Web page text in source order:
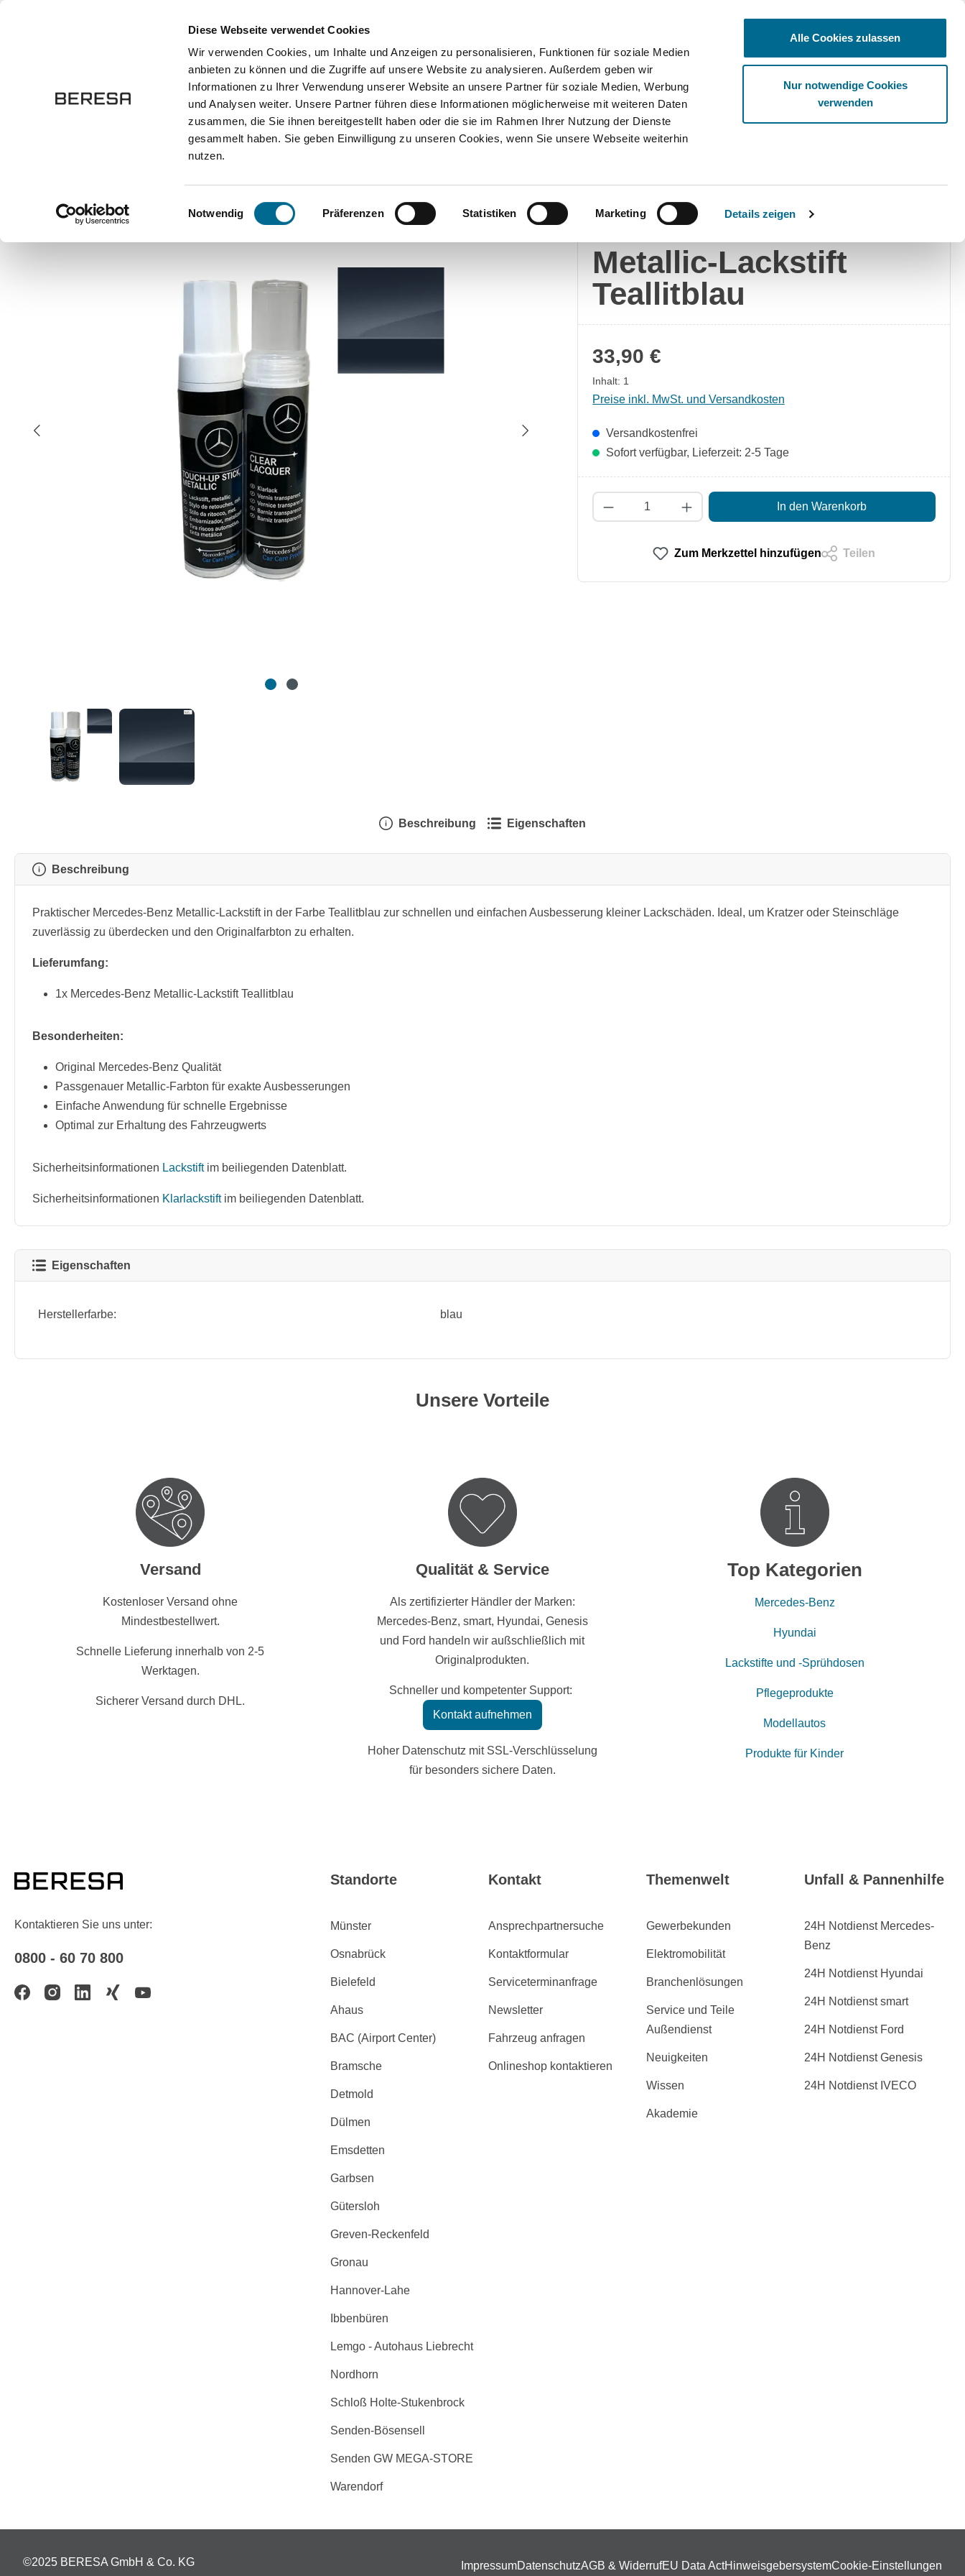
Diese Webseite verwendet Cookies
Wir verwenden Cookies, um Inhalte und Anzeigen zu personalisieren, Funktionen für soziale Medien
anbieten zu können und die Zugriffe auf unsere Website zu analysieren. Außerdem geben wir
Informationen zu Ihrer Verwendung unserer Website an unsere Partner für soziale Medien, Werbung
und Analysen weiter. Unsere Partner führen diese Informationen möglicherweise mit weiteren Daten
zusammen, die Sie ihnen bereitgestellt haben oder die sie im Rahmen Ihrer Nutzung der Dienste
gesammelt haben. Sie geben Einwilligung zu unseren Cookies, wenn Sie unsere Webseite weiterhin
nutzen.
Einwilligungsauswahl
Notwendig Präferenzen Statistiken Marketing Details zeigen
Alle Cookies zulassen
Nur notwendige Cookies
verwenden
Onlineshop
Autozubehör und Ersatzteile Lackstifte
Mercedes-Benz
Mercedes-Benz
Metallic-Lackstift
Teallitblau
33,90 €
Inhalt: 1
Preise inkl. MwSt. und Versandkosten
Versandkostenfrei
Sofort verfügbar, Lieferzeit: 2-5 Tage
Produkt Anzahl: Gib den gewünschten Wert
In den Warenkorb
Zum Merkzettel hinzufügen Teilen
Beschreibung Eigenschaften
Beschreibung
Praktischer Mercedes-Benz Metallic-Lackstift in der Farbe Teallitblau zur schnellen und einfachen Ausbesserung kleiner Lackschäden. Ideal, um Kratzer oder Steinschläge
zuverlässig zu überdecken und den Originalfarbton zu erhalten.
Lieferumfang:
1x Mercedes-Benz Metallic-Lackstift Teallitblau
Besonderheiten:
Original Mercedes-Benz Qualität
Passgenauer Metallic-Farbton für exakte Ausbesserungen
Einfache Anwendung für schnelle Ergebnisse
Optimal zur Erhaltung des Fahrzeugwerts
Sicherheitsinformationen Lackstift im beiliegenden Datenblatt.
Sicherheitsinformationen Klarlackstift im beiliegenden Datenblatt.
Eigenschaften
Herstellerfarbe: blau
Unsere Vorteile
Versand
Kostenloser Versand ohne
Mindestbestellwert.
Schnelle Lieferung innerhalb von 2-5
Werktagen.
Sicherer Versand durch DHL.
Qualität & Service
Als zertifizierter Händler der Marken:
Mercedes-Benz, smart, Hyundai, Genesis
und Ford handeln wir außschließlich mit
Originalprodukten.
Schneller und kompetenter Support:
Kontakt aufnehmen
Hoher Datenschutz mit SSL-Verschlüsselung
für besonders sichere Daten.
Top Kategorien
Mercedes-Benz
Hyundai
Lackstifte und -Sprühdosen
Pflegeprodukte
Modellautos
Produkte für Kinder
Kontaktieren Sie uns unter:
0800 - 60 70 800
Standorte
Münster
Osnabrück
Bielefeld
Ahaus
BAC (Airport Center)
Bramsche
Detmold
Dülmen
Emsdetten
Garbsen
Gütersloh
Greven-Reckenfeld
Gronau
Hannover-Lahe
Ibbenbüren
Lemgo - Autohaus Liebrecht
Nordhorn
Schloß Holte-Stukenbrock
Senden-Bösensell
Senden GW MEGA-STORE
Warendorf
Kontakt
Ansprechpartnersuche
Kontaktformular
Serviceterminanfrage
Newsletter
Fahrzeug anfragen
Onlineshop kontaktieren
Themenwelt
Gewerbekunden
Elektromobilität
Branchenlösungen
Service und Teile
Außendienst
Neuigkeiten
Wissen
Akademie
Unfall & Pannenhilfe
24H Notdienst Mercedes-
Benz
24H Notdienst Hyundai
24H Notdienst smart
24H Notdienst Ford
24H Notdienst Genesis
24H Notdienst IVECO
©2025 BERESA GmbH & Co. KG ImpressumDatenschutzAGB & WiderrufEU Data ActHinweisgebersystemCookie-Einstellungen